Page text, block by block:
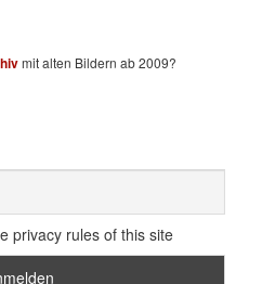
mit alten Bildern ab 2009?
privacy rules of this site